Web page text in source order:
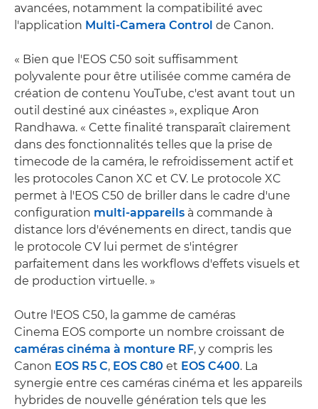
avancées, notamment la compatibilité avec
l'application Multi-Camera Control de Canon.
« Bien que l'EOS C50 soit suffisamment
polyvalente pour être utilisée comme caméra de
création de contenu YouTube, c'est avant tout un
outil destiné aux cinéastes », explique Aron
Randhawa. « Cette finalité transparaît clairement
dans des fonctionnalités telles que la prise de
timecode de la caméra, le refroidissement actif et
les protocoles Canon XC et CV. Le protocole XC
permet à l'EOS C50 de briller dans le cadre d'une
configuration multi-appareils à commande à
distance lors d'événements en direct, tandis que
le protocole CV lui permet de s'intégrer
parfaitement dans les workflows d'effets visuels et
de production virtuelle. »
Outre l'EOS C50, la gamme de caméras
Cinema EOS comporte un nombre croissant de
caméras cinéma à monture RF, y compris les
Canon EOS R5 C, EOS C80 et EOS C400. La
synergie entre ces caméras cinéma et les appareils
hybrides de nouvelle génération tels que les